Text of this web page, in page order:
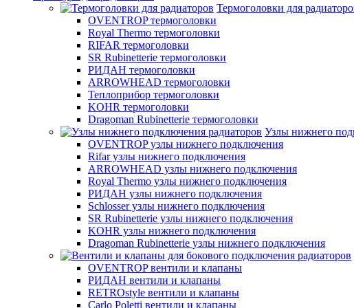
Термоголовки для
OVENTROP термоголовки
Royal Thermo термоголовки
RIFAR термоголовки
SR Rubinetterie термоголовки
РИДАН термоголовки
ARROWHEAD термоголовки
Теплоприбор термоголовки
KOHR термоголовки
Dragoman Rubinetterie термоголовки
Узлы нижнего
OVENTROP узлы нижнего подключения
Rifar узлы нижнего подключения
ARROWHEAD узлы нижнего подключения
Royal Thermo узлы нижнего подключения
РИДАН узлы нижнего подключения
Schlosser узлы нижнего подключения
SR Rubinetterie узлы нижнего подключения
KOHR узлы нижнего подключения
Dragoman Rubinetterie узлы нижнего подключения
OVENTROP вентили и клапаны
РИДАН вентили и клапаны
RETROstyle вентили и клапаны
Carlo Poletti вентили и клапаны